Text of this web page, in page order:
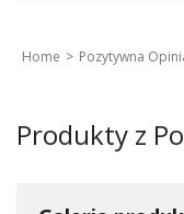
Home Pozytywna
Produkty z